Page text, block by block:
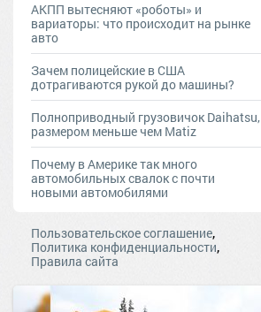
АКПП вытесняют «роботы» и
вариаторы: что происходит на рынке
авто
Зачем полицейские в США
дотрагиваются рукой до машины?
Полноприводный грузовичок Daihatsu,
размером меньше чем Matiz
Почему в Америке так много
автомобильных свалок с почти
новыми автомобилями
Пользовательское соглашение,
Политика конфиденциальности,
Правила сайта